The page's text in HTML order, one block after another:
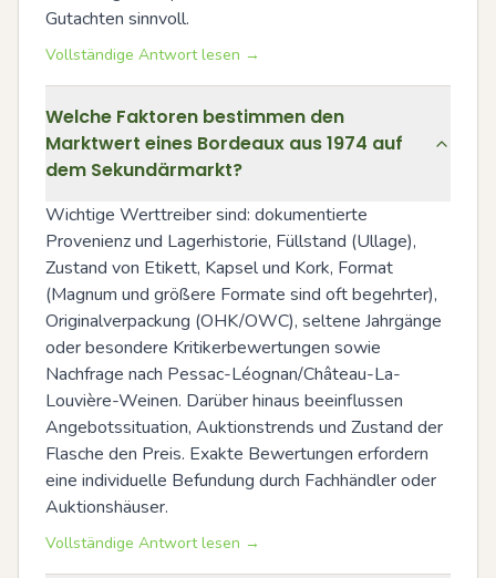
Gutachten sinnvoll.
Vollständige Antwort lesen →
Welche Faktoren bestimmen den
Marktwert eines Bordeaux aus 1974 auf
dem Sekundärmarkt?
Wichtige Werttreiber sind: dokumentierte
Provenienz und Lagerhistorie, Füllstand (Ullage),
Zustand von Etikett, Kapsel und Kork, Format
(Magnum und größere Formate sind oft begehrter),
Originalverpackung (OHK/OWC), seltene Jahrgänge
oder besondere Kritikerbewertungen sowie
Nachfrage nach Pessac-Léognan/Château-La-
Louvière-Weinen. Darüber hinaus beeinflussen
Angebotssituation, Auktionstrends und Zustand der
Flasche den Preis. Exakte Bewertungen erfordern
eine individuelle Befundung durch Fachhändler oder
Auktionshäuser.
Vollständige Antwort lesen →